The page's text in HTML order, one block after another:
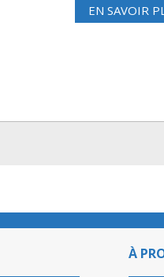
EN SAVOIR
À